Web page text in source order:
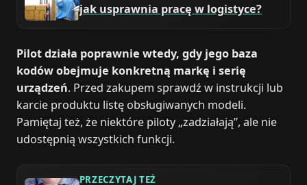
jak usprawnia pracę w logistyce?
Pilot działa poprawnie wtedy, gdy jego baza
kodów obejmuje konkretną markę i serię
urządzeń. Przed zakupem sprawdź w instrukcji lub
karcie produktu listę obsługiwanych modeli.
Pamiętaj też, że niektóre piloty „zadziałają”, ale nie
udostępnią wszystkich funkcji.
PRZECZYTAJ TEŻ